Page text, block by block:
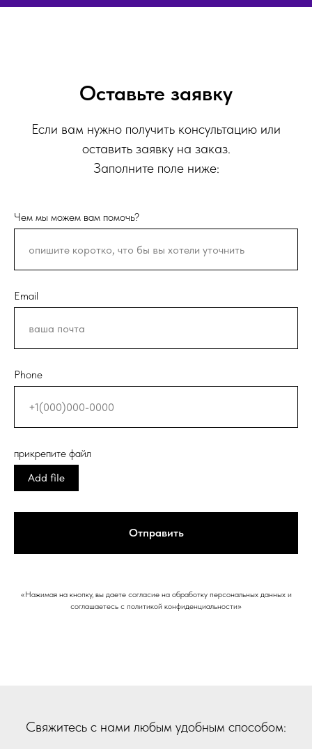
Оставьте заявку
Если вам нужно получить консультацию или
оставить заявку на заказ.
Заполните поле ниже:
Чем мы можем вам помочь?
Email
Phone
прикрепите файл
Add file
Отправить
«Нажимая на кнопку, вы даете согласие на обработку персональных данных и
соглашаетесь c политикой конфиденциальности»
Cвяжитесь с нами любым удобным способом: